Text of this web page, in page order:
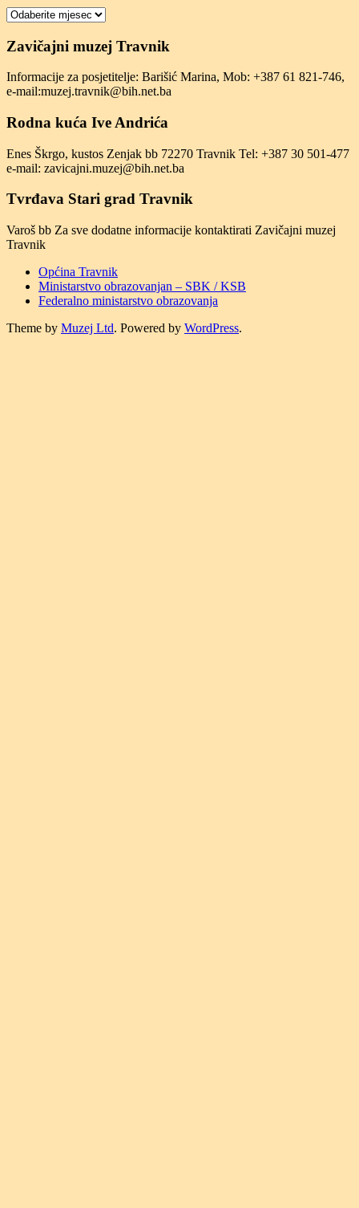
Arhiva
Zavičajni muzej Travnik
Informacije za posjetitelje: Barišić Marina, Mob: +387 61 821-746,
e-mail:muzej.travnik@bih.net.ba
Rodna kuća Ive Andrića
Enes Škrgo, kustos Zenjak bb 72270 Travnik Tel: +387 30 501-477
e-mail: zavicajni.muzej@bih.net.ba
Tvrđava Stari grad Travnik
Varoš bb Za sve dodatne informacije kontaktirati Zavičajni muzej
Travnik
Općina Travnik
Ministarstvo obrazovanjan – SBK / KSB
Federalno ministarstvo obrazovanja
Theme by Muzej Ltd. Powered by WordPress.